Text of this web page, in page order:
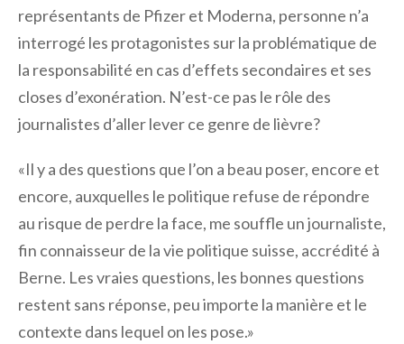
représentants de Pfizer et Moderna, personne n’a
interrogé les protagonistes sur la problématique de
la responsabilité en cas d’effets secondaires et ses
closes d’exonération. N’est-ce pas le rôle des
journalistes d’aller lever ce genre de lièvre?
«Il y a des questions que l’on a beau poser, encore et
encore, auxquelles le politique refuse de répondre
au risque de perdre la face, me souffle un journaliste,
fin connaisseur de la vie politique suisse, accrédité à
Berne. Les vraies questions, les bonnes questions
restent sans réponse, peu importe la manière et le
contexte dans lequel on les pose.»